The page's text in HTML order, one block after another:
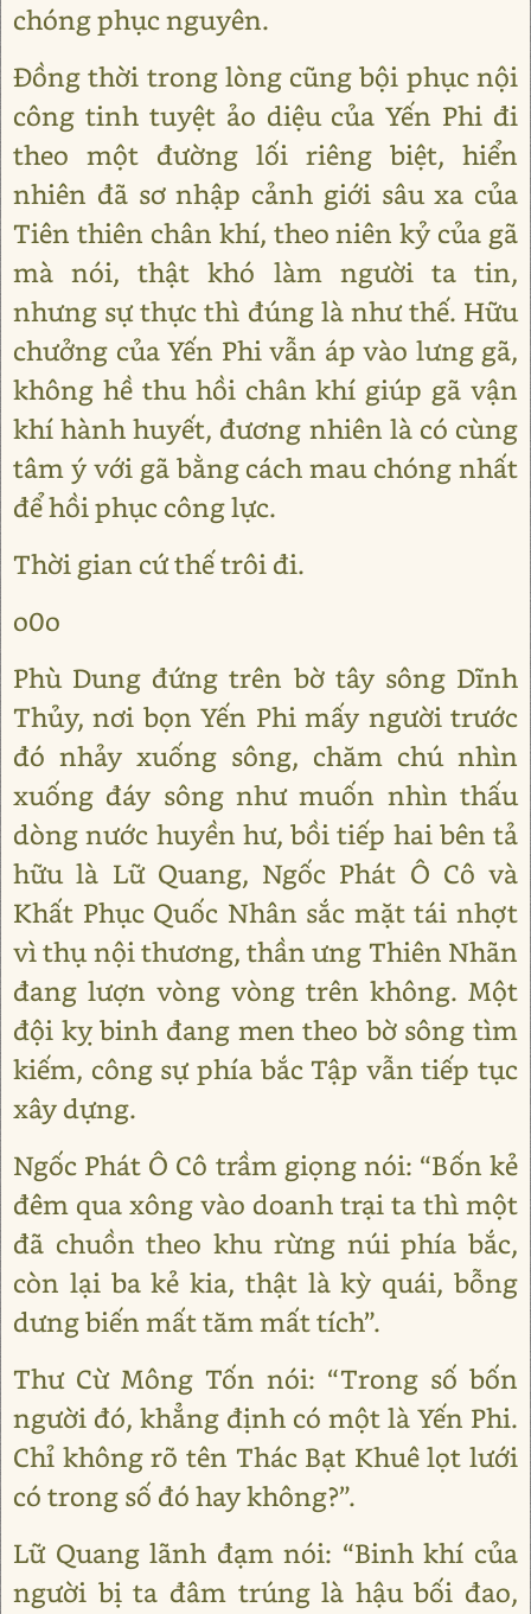
chóng phục nguyên.
Đồng thời trong lòng cũng bội phục nội
công tinh tuyệt ảo diệu của Yến Phi đi
theo một đường lối riêng biệt, hiển
nhiên đã sơ nhập cảnh giới sâu xa của
Tiên thiên chân khí, theo niên kỷ của gã
mà nói, thật khó làm người ta tin,
nhưng sự thực thì đúng là như thế. Hữu
chưởng của Yến Phi vẫn áp vào lưng gã,
không hề thu hồi chân khí giúp gã vận
khí hành huyết, đương nhiên là có cùng
tâm ý với gã bằng cách mau chóng nhất
để hồi phục công lực.
Thời gian cứ thế trôi đi.
o0o
Phù Dung đứng trên bờ tây sông Dĩnh
Thủy, nơi bọn Yến Phi mấy người trước
đó nhảy xuống sông, chăm chú nhìn
xuống đáy sông như muốn nhìn thấu
dòng nước huyền hư, bồi tiếp hai bên tả
hữu là Lữ Quang, Ngốc Phát Ô Cô và
Khất Phục Quốc Nhân sắc mặt tái nhợt
vì thụ nội thương, thần ưng Thiên Nhãn
đang lượn vòng vòng trên không. Một
đội kỵ binh đang men theo bờ sông tìm
kiếm, công sự phía bắc Tập vẫn tiếp tục
xây dựng.
Ngốc Phát Ô Cô trầm giọng nói: “Bốn kẻ
đêm qua xông vào doanh trại ta thì một
đã chuồn theo khu rừng núi phía bắc,
còn lại ba kẻ kia, thật là kỳ quái, bỗng
dưng biến mất tăm mất tích”.
Thư Cừ Mông Tốn nói: “Trong số bốn
người đó, khẳng định có một là Yến Phi.
Chỉ không rõ tên Thác Bạt Khuê lọt lưới
có trong số đó hay không?”.
Lữ Quang lãnh đạm nói: “Binh khí của
người bị ta đâm trúng là hậu bối đao,